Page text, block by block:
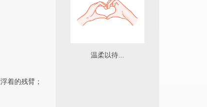
着的残臂；
温柔以待...